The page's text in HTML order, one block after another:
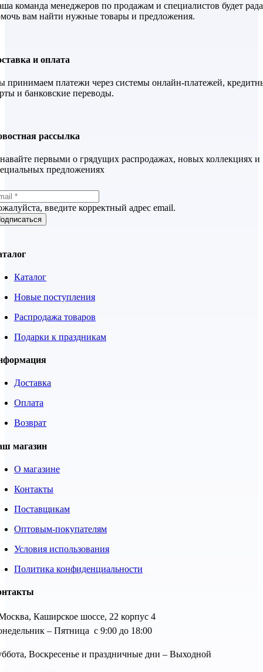
команда менеджеров по продажам и специалистов будет рада
вам найти нужные товары и предложения.
и оплата
принимаем платежи через системы онлайн-платежей,
и банковские переводы.
рассылка
первыми о грядущих распродажах, новых коллекциях и
предложениях
введите корректный адрес email.
Каталог
Новые поступления
Распродажа товаров
Подарки к праздникам
Доставка
Оплата
Возврат
магазин
О магазине
Контакты
Поставщикам
Оптовым-покупателям
Условия использования
Политика конфиденциальности
Каширское шоссе, 22 корпус 4
– Пятница с 9:00 до 18:00
Воскресенье и праздничные дни – Выходной